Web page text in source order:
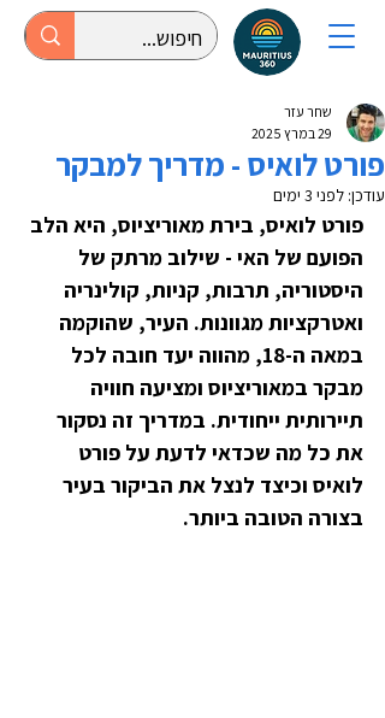
פורט לואיס - מדריך למבקר
שחר עזר
29 במרץ 2025
עודכן: לפני 3 ימים
פורט לואיס, בירת מאוריציוס, היא הלב
הפועם של האי - שילוב מרתק של
היסטוריה, תרבות, קניות, קולינריה
ואטרקציות מגוונות. העיר, שהוקמה
במאה ה-18, מהווה יעד חובה לכל
מבקר במאוריציוס ומציעה חוויה
תיירותית ייחודית. במדריך זה נסקור
את כל מה שכדאי לדעת על פורט
לואיס וכיצד לנצל את הביקור בעיר
בצורה הטובה ביותר.